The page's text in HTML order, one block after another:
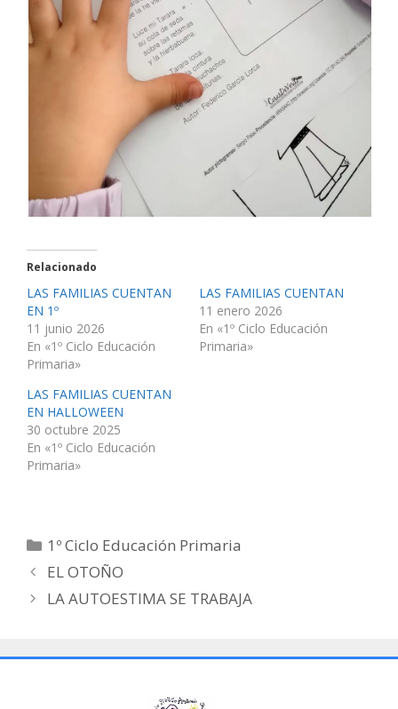
Relacionado
LAS FAMILIAS CUENTAN
EN 1º
11 junio 2026
En «1º Ciclo Educación
Primaria»
LAS FAMILIAS CUENTAN
11 enero 2026
En «1º Ciclo Educación
Primaria»
LAS FAMILIAS CUENTAN
EN HALLOWEEN
30 octubre 2025
En «1º Ciclo Educación
Primaria»
1º Ciclo Educación Primaria
EL OTOÑO
LA AUTOESTIMA SE TRABAJA